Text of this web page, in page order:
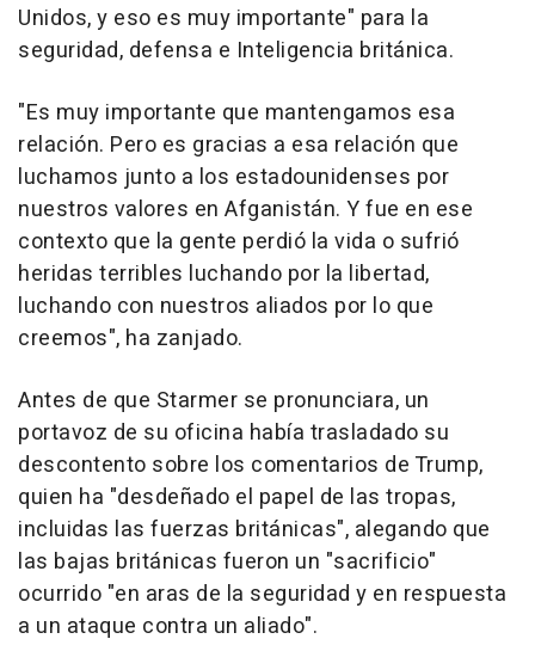
Unidos, y eso es muy importante" para la
seguridad, defensa e Inteligencia británica.
"Es muy importante que mantengamos esa
relación. Pero es gracias a esa relación que
luchamos junto a los estadounidenses por
nuestros valores en Afganistán. Y fue en ese
contexto que la gente perdió la vida o sufrió
heridas terribles luchando por la libertad,
luchando con nuestros aliados por lo que
creemos", ha zanjado.
Antes de que Starmer se pronunciara, un
portavoz de su oficina había trasladado su
descontento sobre los comentarios de Trump,
quien ha "desdeñado el papel de las tropas,
incluidas las fuerzas británicas", alegando que
las bajas británicas fueron un "sacrificio"
ocurrido "en aras de la seguridad y en respuesta
a un ataque contra un aliado".